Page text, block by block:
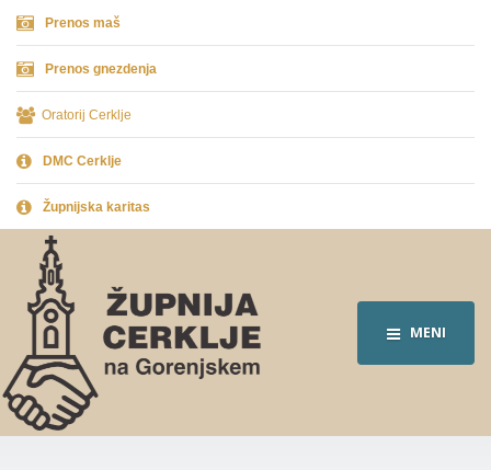
Prenos maš
Prenos gnezdenja
Oratorij Cerklje
DMC Cerklje
Župnijska karitas
MENI